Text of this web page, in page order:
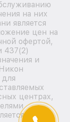
на них
является
цен на
офертой,
437(2)
и
центрах,
для